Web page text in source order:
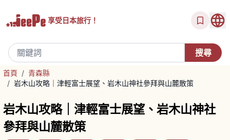
享受日本旅行！
首頁 / 青森縣
/ 岩木山攻略｜津輕富士展望、岩木山神社參拜與山麓散策
岩木山攻略｜津輕富士展望、岩木山神社
參拜與山麓散策